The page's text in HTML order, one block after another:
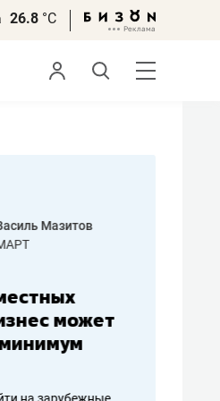
26.8 °С
Мазитов
может